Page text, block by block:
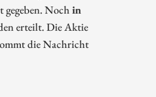
Noch in
erteilt. Die Aktie
die Nachricht